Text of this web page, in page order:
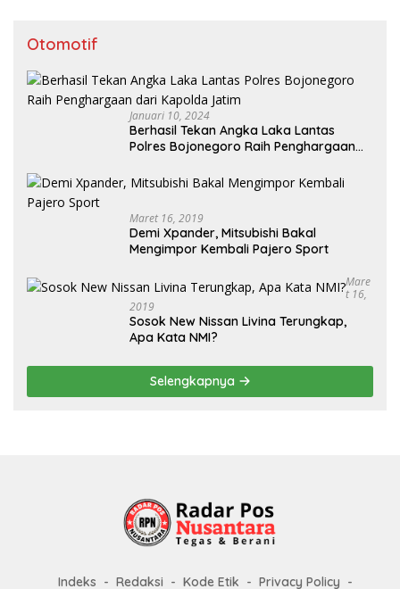
Otomotif
Januari 10, 2024
Berhasil Tekan Angka Laka Lantas
Polres Bojonegoro Raih Penghargaan
Maret 16, 2019
Demi Xpander, Mitsubishi Bakal
Mengimpor Kembali Pajero Sport
Mare
T 16,
2019
Sosok New Nissan Livina Terungkap,
Apa Kata NMI?
Selengkapnya
Indeks Redaksi Kode Etik Privacy Policy